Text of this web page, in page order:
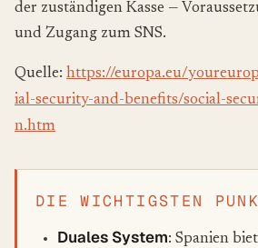
der zuständigen Kasse —
und Zugang zum SNS.
Quelle: https://europa.eu/
ial-security-and-benefits/social-
n.htm
DIE WICHTIGSTEN
Duales System: Spanien